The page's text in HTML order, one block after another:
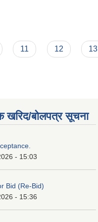
11 12 13
खरिद/बोलपत्र सूचना
- 15:03
Bid (Re-Bid)
- 15:36